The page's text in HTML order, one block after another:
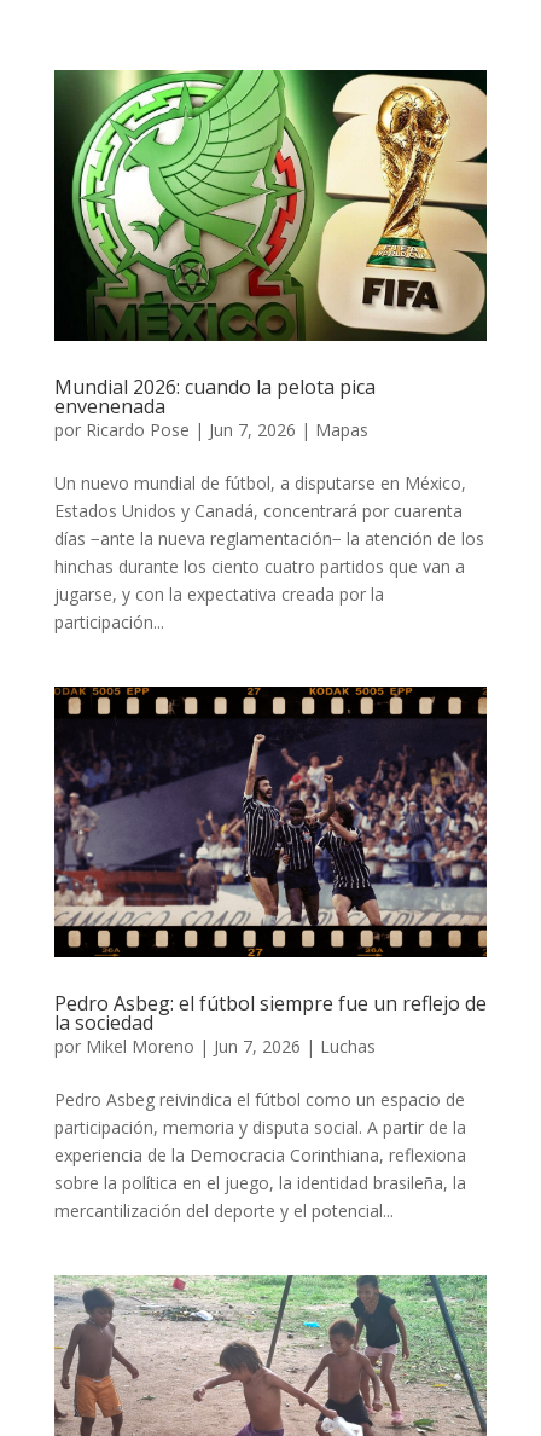
Mundial 2026: cuando la pelota pica
envenenada
por Ricardo Pose | Jun 7, 2026 | Mapas
Un nuevo mundial de fútbol, a disputarse en México,
Estados Unidos y Canadá, concentrará por cuarenta
días −ante la nueva reglamentación− la atención de los
hinchas durante los ciento cuatro partidos que van a
jugarse, y con la expectativa creada por la
participación...
Pedro Asbeg: el fútbol siempre fue un reflejo de
la sociedad
por Mikel Moreno | Jun 7, 2026 | Luchas
Pedro Asbeg reivindica el fútbol como un espacio de
participación, memoria y disputa social. A partir de la
experiencia de la Democracia Corinthiana, reflexiona
sobre la política en el juego, la identidad brasileña, la
mercantilización del deporte y el potencial...